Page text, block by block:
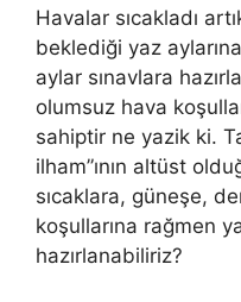
Havalar sıcakladı
beklediği yaz
aylar sınavlara
olumsuz hava
sahiptir ne yazik ki.
ilham”ının altüst
sıcaklara, güneşe,
koşullarına rağmen
hazırlanabiliriz?